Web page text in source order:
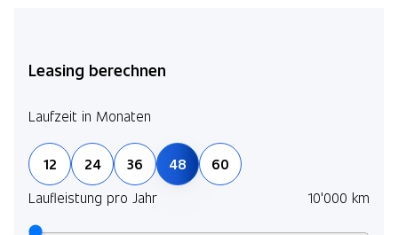
Leasing berechnen
Laufzeit in Monaten
12 24 36 48
60
Laufleistung pro Jahr
10'000 km